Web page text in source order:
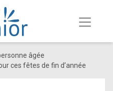
âgée
ces fêtes de fin d’année